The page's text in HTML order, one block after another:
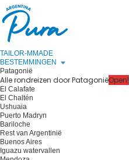
TAILOR-MMADE
BESTEMMINGEN
Patagonië
Alle rondreizen door PatagoniëOpen!
El Calafate
El Chaltén
Ushuaia
Puerto Madryn
Bariloche
Rest van Argentinië
Buenos Aires
Iguazu watervallen